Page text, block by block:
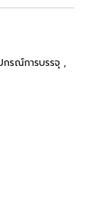
กรณ์การบรรจุ ,